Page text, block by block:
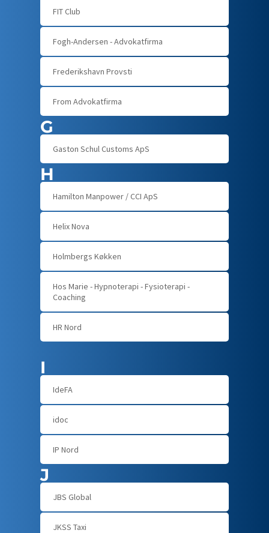
FIT Club
Fogh-Andersen - Advokatfirma
Frederikshavn Provsti
From Advokatfirma
G
Gaston Schul Customs ApS
H
Hamilton Manpower / CCI ApS
Helix Nova
Holmbergs Køkken
Hos Marie - Hypnoterapi - Fysioterapi -
Coaching
HR Nord
I
IdeFA
idoc
IP Nord
J
JBS Global
JKSS Taxi